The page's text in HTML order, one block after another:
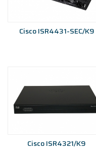
Cisco ISR4431-SEC/K9
Cisco ISR4321/K9